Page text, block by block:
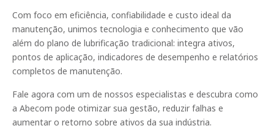
Com foco em eficiência, confiabilidade e custo ideal da
manutenção, unimos tecnologia e conhecimento que vão
além do plano de lubrificação tradicional: integra ativos,
pontos de aplicação, indicadores de desempenho e relatórios
completos de manutenção.
Fale agora com um de nossos especialistas e descubra como
a Abecom pode otimizar sua gestão, reduzir falhas e
aumentar o retorno sobre ativos da sua indústria.